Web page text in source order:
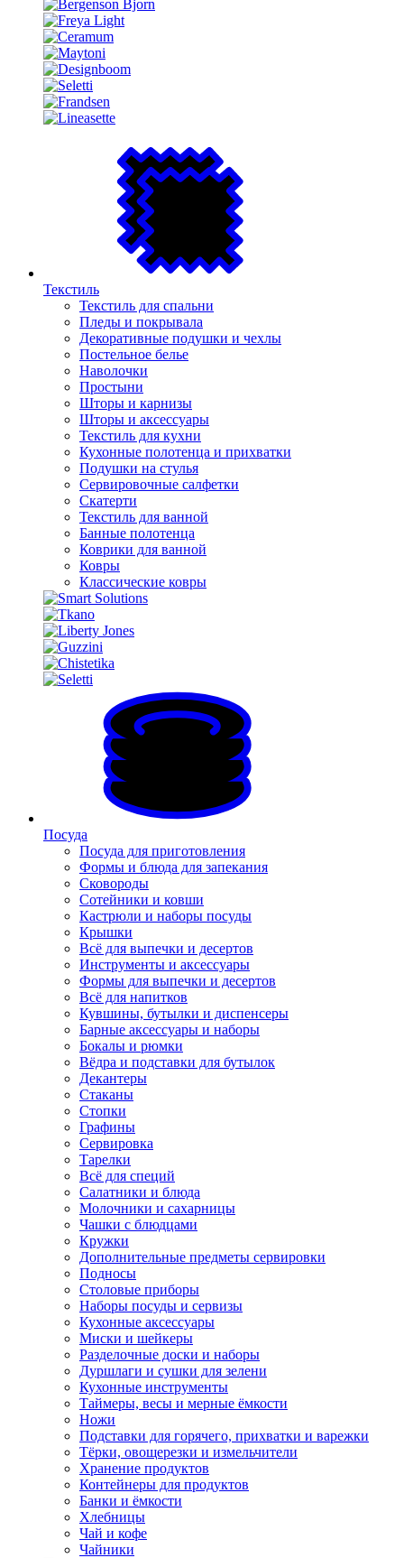
Текстиль
Текстиль для спальни
Пледы и покрывала
Декоративные подушки и чехлы
Постельное белье
Наволочки
Простыни
Шторы и карнизы
Шторы и аксессуары
Текстиль для кухни
Кухонные полотенца и прихватки
Подушки на стулья
Сервировочные салфетки
Скатерти
Текстиль для ванной
Банные полотенца
Коврики для ванной
Ковры
Классические ковры
Посуда
Посуда для приготовления
Формы и блюда для запекания
Сковороды
Сотейники и ковши
Кастрюли и наборы посуды
Крышки
Всё для выпечки и десертов
Инструменты и аксессуары
Формы для выпечки и десертов
Всё для напитков
Кувшины, бутылки и диспенсеры
Барные аксессуары и наборы
Бокалы и рюмки
Вёдра и подставки для бутылок
Декантеры
Стаканы
Стопки
Графины
Сервировка
Тарелки
Всё для специй
Салатники и блюда
Молочники и сахарницы
Чашки с блюдцами
Кружки
Дополнительные предметы сервировки
Подносы
Столовые приборы
Наборы посуды и сервизы
Кухонные аксессуары
Миски и шейкеры
Разделочные доски и наборы
Дуршлаги и сушки для зелени
Кухонные инструменты
Таймеры, весы и мерные ёмкости
Ножи
Подставки для горячего, прихватки и варежки
Тёрки, овощерезки и измельчители
Хранение продуктов
Контейнеры для продуктов
Банки и ёмкости
Хлебницы
Чай и кофе
Чайники